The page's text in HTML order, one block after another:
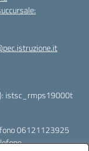
istsc_rmps19000t
06121123925